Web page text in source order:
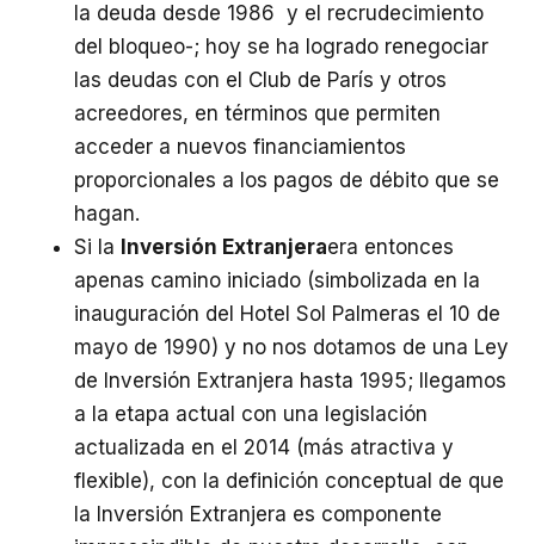
la deuda desde 1986 y el recrudecimiento
del bloqueo-; hoy se ha logrado renegociar
las deudas con el Club de París y otros
acreedores, en términos que permiten
acceder a nuevos financiamientos
proporcionales a los pagos de débito que se
hagan.
Si la Inversión Extranjeraera entonces
apenas camino iniciado (simbolizada en la
inauguración del Hotel Sol Palmeras el 10 de
mayo de 1990) y no nos dotamos de una Ley
de Inversión Extranjera hasta 1995; llegamos
a la etapa actual con una legislación
actualizada en el 2014 (más atractiva y
flexible), con la definición conceptual de que
la Inversión Extranjera es componente